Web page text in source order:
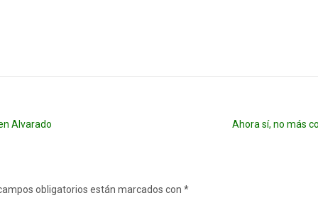
Alvarado Ahora sí, no más
obligatorios están marcados con *